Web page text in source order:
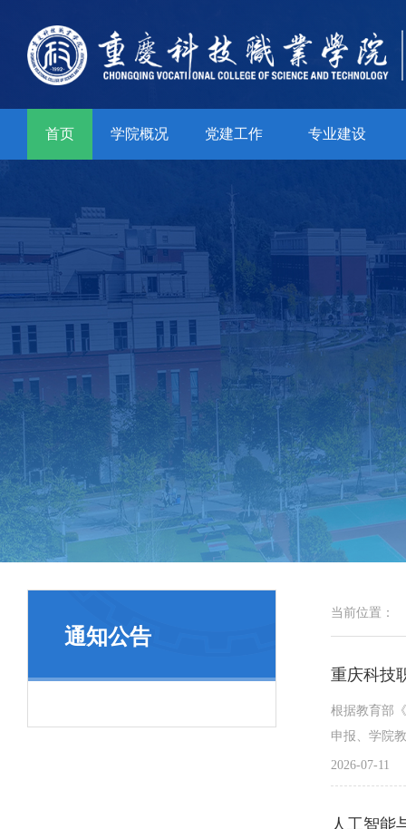
首页 学院概况 党建工作 专业建设
通知公告
当前位置：
重庆科技
根据教育部
申报、学院
选用教材清
2026-07-11
人工智能